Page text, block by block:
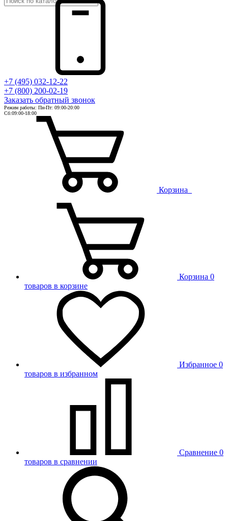
+7 (495) 032-12-22
+7 (800) 200-02-19
Заказать обратный звонок
Режим работы: Пн-Пт: 09:00-20:00
Сб:09:00-18:00
Корзина
Корзина 0
товаров в корзине
Избранное 0
товаров в избранном
Сравнение 0
товаров в сравнении